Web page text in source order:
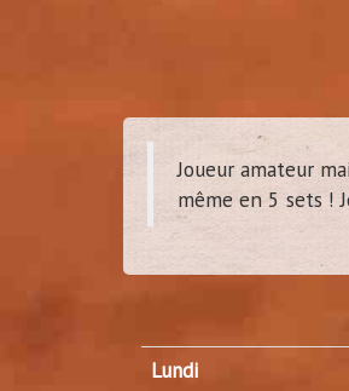
Joueur amateur
même en 5 sets !
Lundi